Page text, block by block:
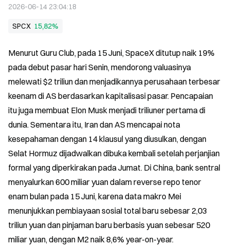
2026-06-14 23:04:18
SPCX 15,82%
Menurut Guru Club, pada 15 Juni, SpaceX ditutup naik 19%
pada debut pasar hari Senin, mendorong valuasinya
melewati $2 triliun dan menjadikannya perusahaan terbesar
keenam di AS berdasarkan kapitalisasi pasar. Pencapaian
itu juga membuat Elon Musk menjadi triliuner pertama di
dunia. Sementara itu, Iran dan AS mencapai nota
kesepahaman dengan 14 klausul yang diusulkan, dengan
Selat Hormuz dijadwalkan dibuka kembali setelah perjanjian
formal yang diperkirakan pada Jumat. Di China, bank sentral
menyalurkan 600 miliar yuan dalam reverse repo tenor
enam bulan pada 15 Juni, karena data makro Mei
menunjukkan pembiayaan sosial total baru sebesar 2,03
triliun yuan dan pinjaman baru berbasis yuan sebesar 520
miliar yuan, dengan M2 naik 8,6% year-on-year.